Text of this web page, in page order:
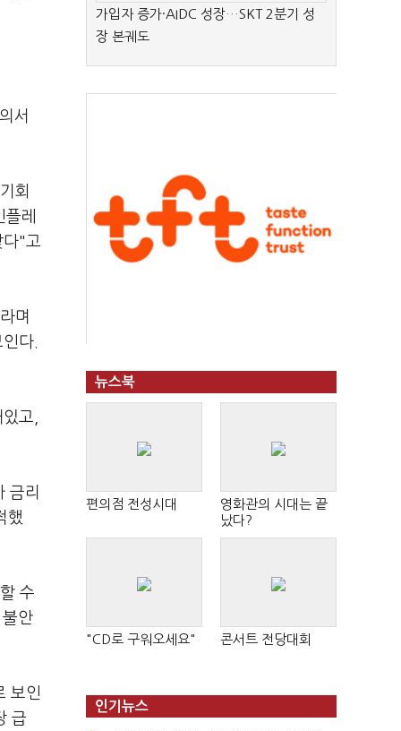
서
회
레
다"고
며
다.
고,
금리
했
수
안
보인
급
가입자 증가·AIDC 성장…SKT 2분기 성
장 본궤도
뉴스북
편의점 전성시대
영화관의 시대는 끝
났다?
"CD로 구워오세요" 콘서트 전당대회
인기뉴스